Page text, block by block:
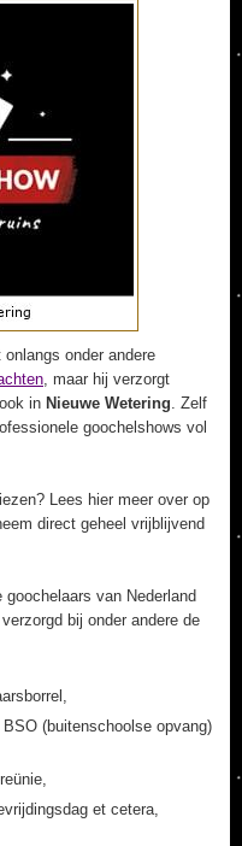
onder andere
, maar hij verzorgt
in Nieuwe Wetering. Zelf
goochelshows vol
Lees hier meer over op
direct geheel vrijblijvend
van Nederland
bij onder andere de
(buitenschoolse opvang)
et cetera,